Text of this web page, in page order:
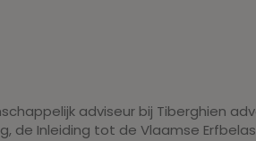
adviseur bij Tiberghien
de Inleiding tot de Vlaamse